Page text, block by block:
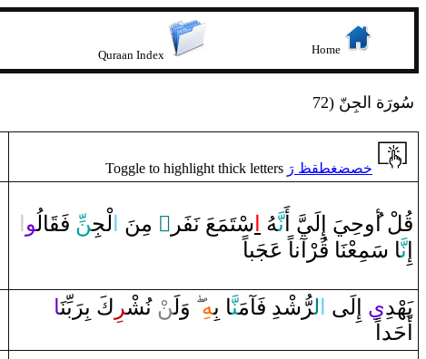
Quraan Index Home
72) سُورَة الجِنّ
Toggle to highlight thick letters خصضغطقظ رَ
قُ‍‍لْ ‌أ ‌وحِيَ ‌إِلَيَّ ‌أَنَّ‍‍هُ سْتَمَعَ نَفَر ‌ٌ ‌ مِنَ لْجِ‍‍نّ ِ فَ‍‍قَ‍‍الُ‍‍و
‌إِنَّ‍‍ا‌ سَمِعْنَا‌ قُ‍‍رْ‌آناً‌ عَجَباً
يَهْدِي ‌إِلَى‌ ل‍‍رُّشْدِ‌ فَآمَ‍‍نَّ‍‍ا‌ بِ‍‍هِ ‌وَلَ‍‌‍ن ْ نُشْ‍‍ر ِكَ بِ‍رَبِّنَ‍‍ا
‌أَحَد‌اً